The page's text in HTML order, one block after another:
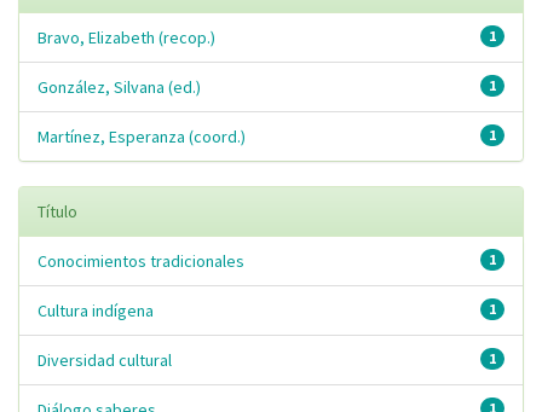
1
Bravo, Elizabeth (recop.)
1
González, Silvana (ed.)
1
Martínez, Esperanza (coord.)
Título
1
Conocimientos tradicionales
1
Cultura indígena
1
Diversidad cultural
1